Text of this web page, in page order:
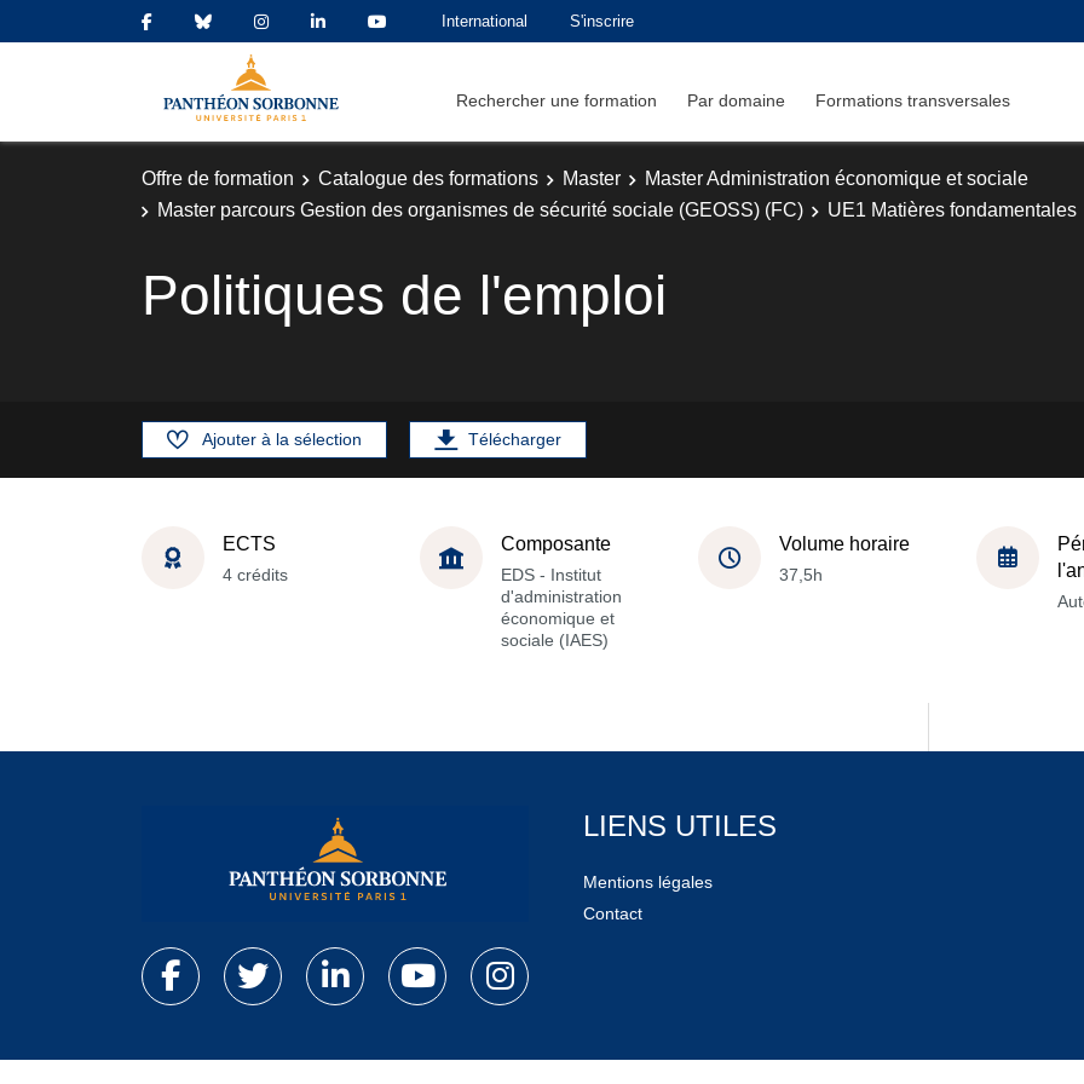
International S'inscrire
Rechercher une formation Par domaine Formations transversales
Offre de formation Catalogue des formations Master
Master Administration économique et sociale
Master parcours Gestion des organismes de sécurité sociale (GEOSS) (FC)
UE1 Matières fondamentales
Politiques de l'emploi
Ajouter à la sélection Télécharger
ECTS
4 crédits
Composante
EDS - Institut
d'administration
économique et
sociale (IAES)
Volume horaire
37,5h
LIENS UTILES
Mentions légales
Contact